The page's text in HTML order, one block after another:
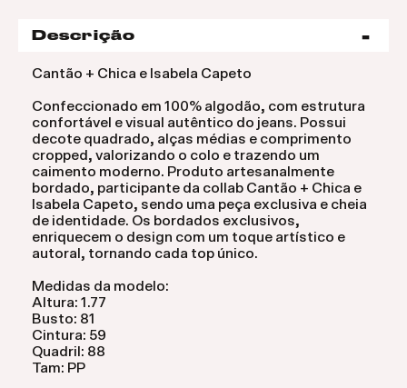
Descrição
Cantão + Chica e Isabela Capeto
Confeccionado em 100% algodão, com estrutura
confortável e visual autêntico do jeans. Possui
decote quadrado, alças médias e comprimento
cropped, valorizando o colo e trazendo um
caimento moderno. Produto artesanalmente
bordado, participante da collab Cantão + Chica e
Isabela Capeto, sendo uma peça exclusiva e cheia
de identidade. Os bordados exclusivos,
enriquecem o design com um toque artístico e
autoral, tornando cada top único.
Medidas da modelo:
Altura: 1.77
Busto: 81
Cintura: 59
Quadril: 88
Tam: PP